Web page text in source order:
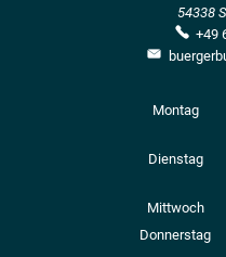
54338
+49
Montag
Dienstag
Mittwoch
Donnerstag